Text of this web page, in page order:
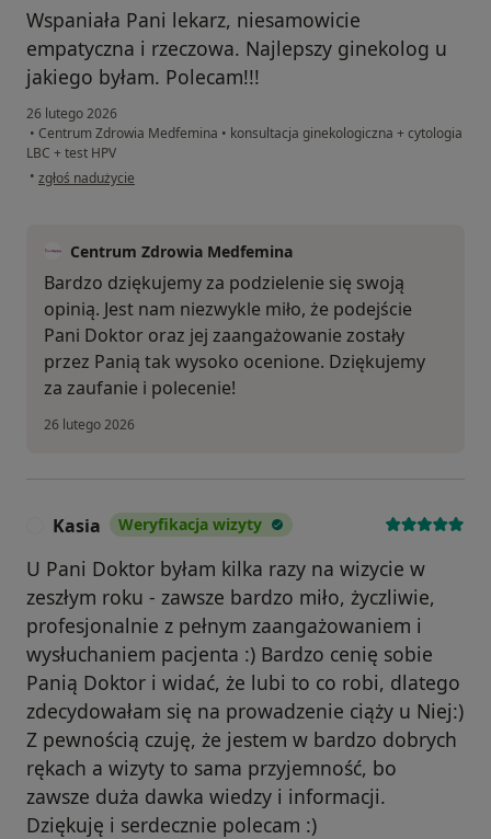
Wspaniała Pani lekarz, niesamowicie
empatyczna i rzeczowa. Najlepszy ginekolog u
jakiego byłam. Polecam!!!
26 lutego 2026
• Centrum Zdrowia Medfemina • konsultacja ginekologiczna + cytologia
LBC + test HPV
• w opinii użytkownika Alicja
zgłoś nadużycie
Centrum Zdrowia Medfemina
Bardzo dziękujemy za podzielenie się swoją
opinią. Jest nam niezwykle miło, że podejście
Pani Doktor oraz jej zaangażowanie zostały
przez Panią tak wysoko ocenione. Dziękujemy
za zaufanie i polecenie!
26 lutego 2026
Kasia Weryfikacja wizyty
U Pani Doktor byłam kilka razy na wizycie w
zeszłym roku - zawsze bardzo miło, życzliwie,
profesjonalnie z pełnym zaangażowaniem i
wysłuchaniem pacjenta :) Bardzo cenię sobie
Panią Doktor i widać, że lubi to co robi, dlatego
zdecydowałam się na prowadzenie ciąży u Niej:)
Z pewnością czuję, że jestem w bardzo dobrych
rękach a wizyty to sama przyjemność, bo
zawsze duża dawka wiedzy i informacji.
Dziękuję i serdecznie polecam :)